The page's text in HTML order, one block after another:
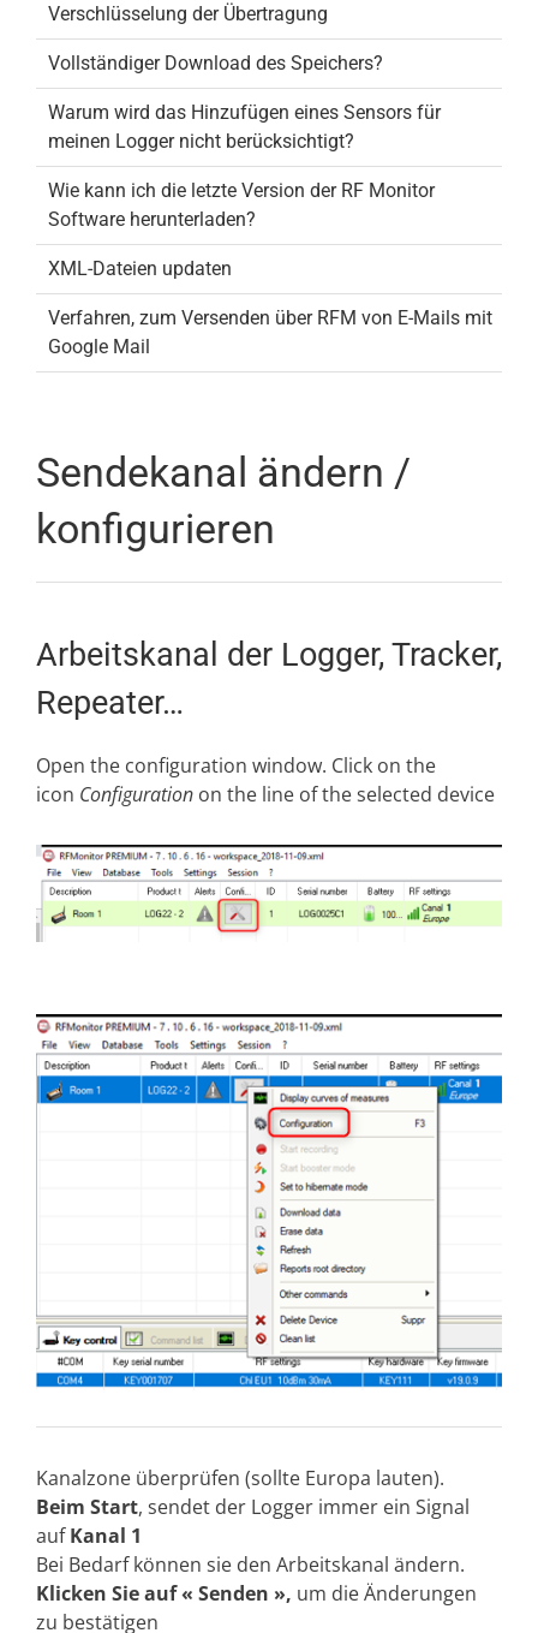
Verschlüsselung der Übertragung
Vollständiger Download des Speichers?
Warum wird das Hinzufügen eines Sensors für
meinen Logger nicht berücksichtigt?
Wie kann ich die letzte Version der RF Monitor
Software herunterladen?
XML-Dateien updaten
Verfahren, zum Versenden über RFM von E-Mails mit
Google Mail
Sendekanal ändern /
konfigurieren
Arbeitskanal der Logger, Tracker,
Repeater…
Open the configuration window. Click on the
icon Configurationon the line of the selected device
Kanalzone überprüfen (sollte Europa lauten).
Beim Start, sendet der Logger immer ein Signal
aufKanal 1
Bei Bedarf können sie den Arbeitskanal ändern.
Klicken Sie auf « Senden », um die Änderungen
zu bestätigen